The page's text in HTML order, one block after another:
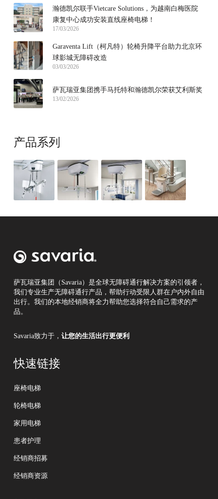
瀚德凯尔联手Vietcare Solutions，为越南白梅医院
康复中心成功安装直线座椅电梯！
17/03/2026
Garaventa Lift（柯凡特）轮椅升降平台助力北京环
球影城无障碍改造
03/03/2026
萨瓦瑞亚集团携手马托特和瀚德凯尔荣获艾利斯奖
13/02/2026
产品系列
萨瓦瑞亚集团（Savaria）是全球无障碍通行解决方案的引领者，
我们专业生产无障碍通行产品，帮助行动受限人群在户内外自由
出行。我们的本地经销商将全力帮助您选择符合自己需求的产
品。
Savaria致力于， 让您的生活出行更便利
快速链接
座椅电梯
轮椅电梯
家用电梯
患者护理
经销商招募
经销商资源